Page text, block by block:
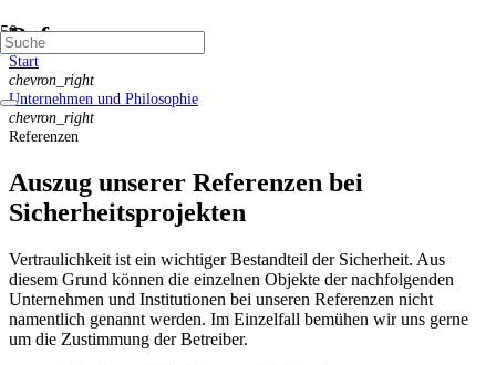
Referenzen
Start
chevron_right
Unternehmen und Philosophie
chevron_right
Referenzen
Auszug unserer Referenzen bei
Sicherheitsprojekten
Vertraulichkeit ist ein wichtiger Bestandteil der Sicherheit. Aus
diesem Grund können die einzelnen Objekte der nachfolgenden
Unternehmen und Institutionen bei unseren Referenzen nicht
namentlich genannt werden. Im Einzelfall bemühen wir uns gerne
um die Zustimmung der Betreiber.